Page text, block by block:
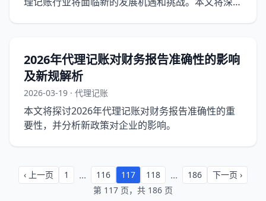
2026年代理记账对财务报告准确性的影响
及新规解析
2026-03-19 · 代理记账
本文将探讨2026年代理记账对财务报告准确性的重
要性，并分析新政策对企业的影响。
‹ 上一页 1 ... 116 117 118 ... 186
下一页 ›
第 117 页，共 186 页